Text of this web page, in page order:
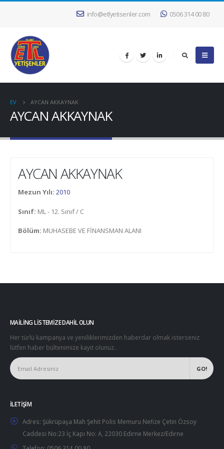
info@etlyetisenler.com 0506 314 00 80
EV AYCAN AKKAYNAK
AYCAN AKKAYNAK
AYCAN AKKAYNAK
Mezun Yılı: 2010
Sınıf: ML - 12. Sınıf / C
Bölüm: MUHASEBE VE FİNANSMAN ALANI
MAILING LISTEMIZE DAHIL OLUN
Her türlü kampanya ve yeniliklerimizden haberdar olmak isterseniz
lütfen haber bültenimize kayıt olunuz..
İLETIŞIM
Adres: Şükrüpaşa Mah Şehit Polis Memuru Nefize Çetin Özsoy
Caddesi No:23 İç Kapı No: A, 22030 Edirne Merkez/Edirne